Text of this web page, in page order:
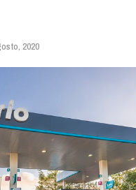
2020